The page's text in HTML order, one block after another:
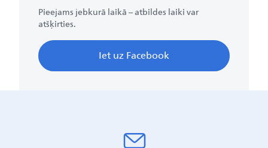
Pieejams jebkurā laikā – atbildes laiki var
atšķirties.
Iet uz Facebook